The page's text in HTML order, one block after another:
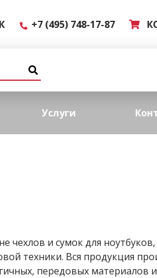
+7 (495) 748-17-87
Услуги
чехлов и сумок для ноутбуков,
техники. Вся продукция
передовых материалов